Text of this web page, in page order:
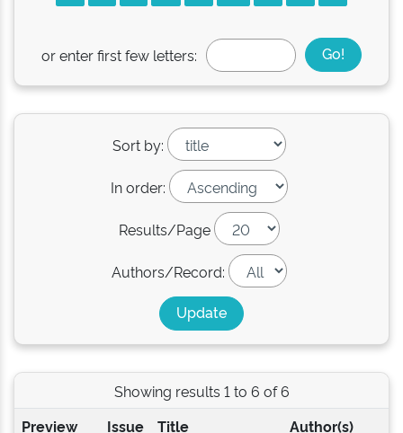
or enter first few letters:
Sort by:
In order:
Results/Page
Authors/Record:
Showing results 1 to 6 of 6
Preview
Issue
Title Author(s)